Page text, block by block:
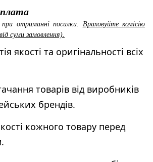
отриманні посилки. Враховуйте комісію
суми замовлення).
якості та оригінальності всіх
товарів від виробників
брендів.
кожного товару перед